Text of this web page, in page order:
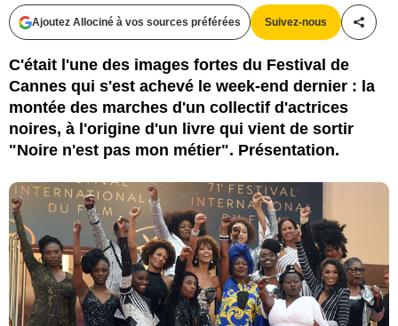
Ajoutez Allociné à vos sources préférées Suivez-nous
C'était l'une des images fortes du Festival de
Cannes qui s'est achevé le week-end dernier : la
montée des marches d'un collectif d'actrices
noires, à l'origine d'un livre qui vient de sortir
"Noire n'est pas mon métier". Présentation.
Bestimage